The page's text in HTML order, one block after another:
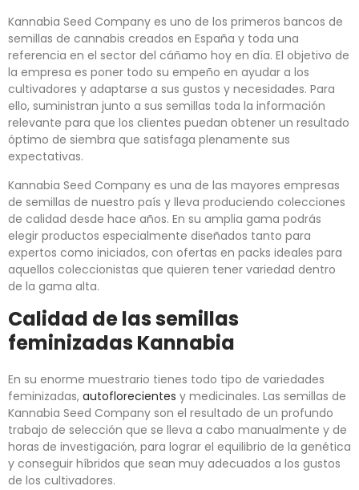
Kannabia Seed Company es uno de los primeros bancos de
semillas de cannabis creados en España y toda una
referencia en el sector del cáñamo hoy en día. El objetivo de
la empresa es poner todo su empeño en ayudar a los
cultivadores y adaptarse a sus gustos y necesidades. Para
ello, suministran junto a sus semillas toda la información
relevante para que los clientes puedan obtener un resultado
óptimo de siembra que satisfaga plenamente sus
expectativas.
Kannabia Seed Company es una de las mayores empresas
de semillas de nuestro país y lleva produciendo colecciones
de calidad desde hace años. En su amplia gama podrás
elegir productos especialmente diseñados tanto para
expertos como iniciados, con ofertas en packs ideales para
aquellos coleccionistas que quieren tener variedad dentro
de la gama alta.
Calidad de las semillas
feminizadas Kannabia
En su enorme muestrario tienes todo tipo de variedades
feminizadas, autoflorecientes y medicinales. Las semillas de
Kannabia Seed Company son el resultado de un profundo
trabajo de selección que se lleva a cabo manualmente y de
horas de investigación, para lograr el equilibrio de la genética
y conseguir híbridos que sean muy adecuados a los gustos
de los cultivadores.